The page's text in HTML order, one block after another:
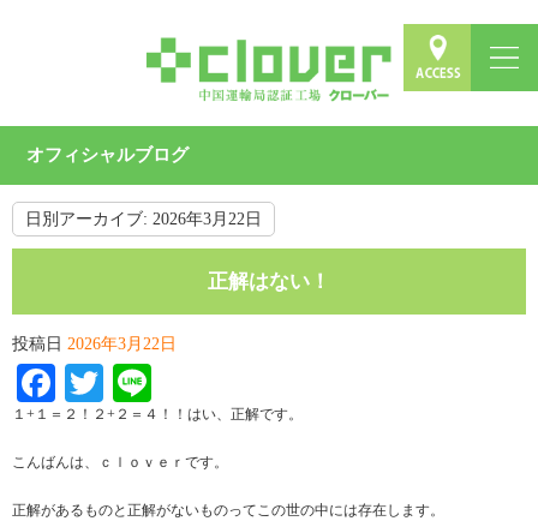
オフィシャルブログ
日別アーカイブ: 2026年3月22日
正解はない！
投稿日 2026年3月22日
Facebook
Twitter
１+１＝２！２+２＝４！！はい、正解です。
こんばんは、ｃｌｏｖｅｒです。
正解があるものと正解がないものってこの世の中には存在します。